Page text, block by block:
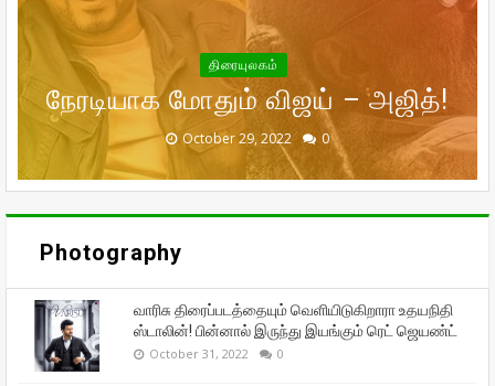
வெளியிடுகிறாரா உதயநிதி ஸ்டாலின்!
பின்னால் இருந்து இயங்கும் ரெட்
ஜெயண்ட்
October 31, 2022 0
திரையுலகம்
நேரடியாக மோதும் விஜய் – அஜித்!
October 29, 2022 0
உலகம் முழுவதும் கார்த்தியின்
சர்தார் மொத்தமாக செய்த வசூல்
தான் எவ்வளவு?
October 28, 2022 0
பரிதாப நிலையில் வனிதாவின்
முன்னாள் கணவர் பீட்டர் பாலா!
September 29, 2022 0
கணவர் இறந்த பின்னர்
முதன்முதலாக உச்சக்கட்ட
சந்தோஷத்தில் நடிகை மீனா!
September 16, 2022 0
Photography
வாரிசு திரைப்படத்தையும் வெளியிடுகிறாரா உதயநிதி
ஸ்டாலின்! பின்னால் இருந்து இயங்கும் ரெட் ஜெயண்ட்
October 31, 2022 0